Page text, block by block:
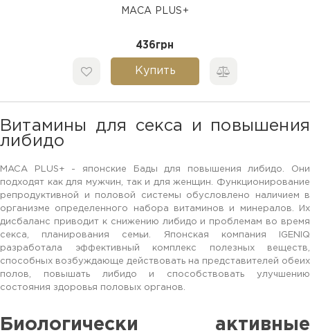
MACA PLUS+
436грн
Купить
Витамины для секса и повышения
либидо
MACA PLUS+ - японские Бады для повышения либидо. Они
подходят как для мужчин, так и для женщин. Функционирование
репродуктивной и половой системы обусловлено наличием в
организме определенного набора витаминов и минералов. Их
дисбаланс приводит к снижению либидо и проблемам во время
секса, планирования семьи. Японская компания IGENIQ
разработала эффективный комплекс полезных веществ,
способных возбуждающе действовать на представителей обеих
полов, повышать либидо и способствовать улучшению
состояния здоровья половых органов.
Биологически активные